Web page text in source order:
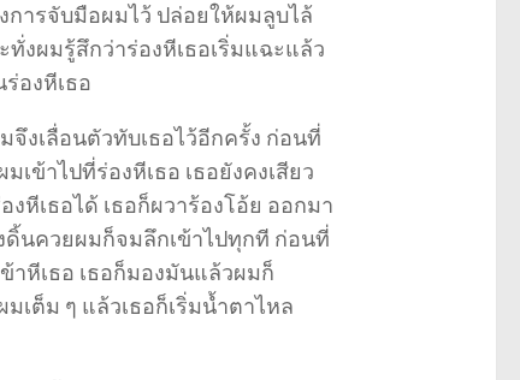
การจับมือผมไว้ ปล่อยให้ผมลูบไล้
งผมรู้สึกว่าร่องหีเธอเริ่มแฉะแล้ว
องหีเธอ
งเลื่อนตัวทับเธอไว้อีกครั้ง ก่อนที่
ข้าไปที่ร่องหีเธอ เธอยังคงเสียว
หีเธอได้ เธอก็ผวาร้องโอ้ย ออกมา
นควยผมก็จมลึกเข้าไปทุกที ก่อนที่
หีเธอ เธอก็มองมันแล้วผมก็
เต็ม ๆ แล้วเธอก็เริ่มน้ำตาไหล